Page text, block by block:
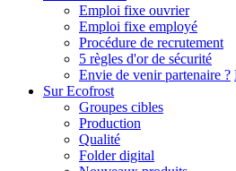
Emploi fixe ouvrier
Emploi fixe employé
Procédure de recrutement
5 règles d'or de sécurité
Envie de venir partenaire ?
Sur Ecofrost
Groupes cibles
Production
Qualité
Folder digital